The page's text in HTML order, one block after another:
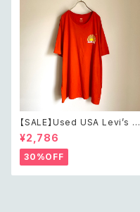
【SALE】Used USA Levi’s su
nrise design orange t shirt
レトロ アメリカ ユーズド 古着
リーバイス サンライズ デザイン
オレンジ Tシャツ XXL
¥2,786
30%OFF